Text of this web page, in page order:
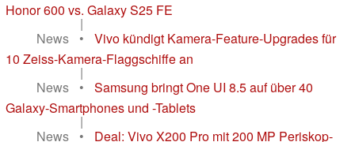
Honor 600 vs. Galaxy S25 FE
|
News
•
Vivo kündigt Kamera-Feature-Upgrades für
10 Zeiss-Kamera-Flaggschiffe an
|
News
•
Samsung bringt One UI 8.5 auf über 40
Galaxy-Smartphones und -Tablets
|
News
•
Deal: Vivo X200 Pro mit 200 MP Periskop-